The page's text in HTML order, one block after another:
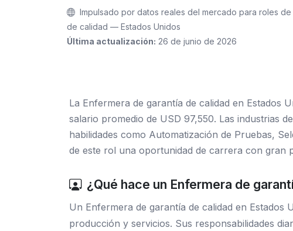
Impulsado por datos reales del mercado para roles
de calidad — Estados Unidos
Última actualización: 26 de junio de 2026
La Enfermera de garantía de calidad en Estados
salario promedio de USD 97,550. Las industrias
habilidades como Automatización de Pruebas,
de este rol una oportunidad de carrera con gran
¿Qué hace un Enfermera de
Un Enfermera de garantía de calidad en Estados
producción y servicios. Sus responsabilidades